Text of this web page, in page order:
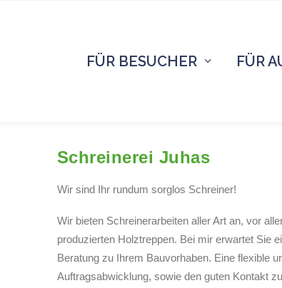
FÜR BESUCHER FÜR
Schreinerei Juhas
Wir sind Ihr rundum sorglos Schreiner!
Wir bieten Schreinerarbeiten aller Art an, vor
produzierten Holztreppen. Bei mir erwartet Sie
Beratung zu Ihrem Bauvorhaben. Eine flexible
Auftragsabwicklung, sowie den guten Kontakt